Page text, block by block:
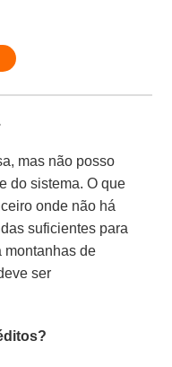
mas não posso
do sistema. O que
onde não há
suficientes para
montanhas de
ser